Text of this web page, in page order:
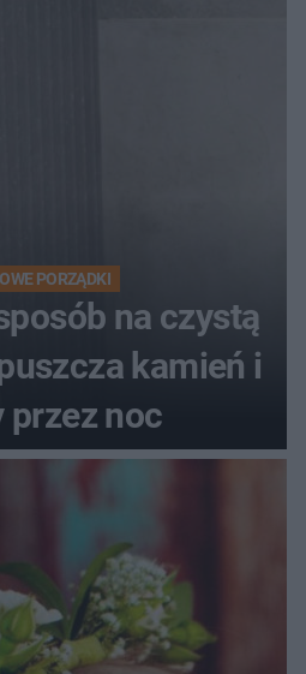
PORZĄDKI
na czystą
kamień i
przez noc